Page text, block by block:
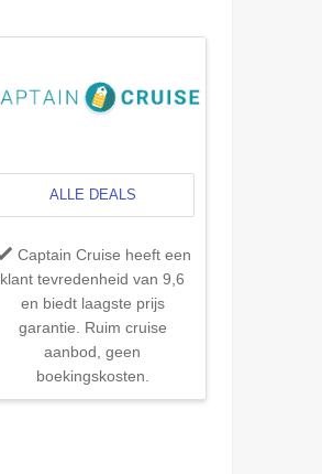
ALLE DEALS
Captain Cruise heeft een
klant tevredenheid van 9,6
en biedt laagste prijs
garantie. Ruim cruise
aanbod, geen
boekingskosten.